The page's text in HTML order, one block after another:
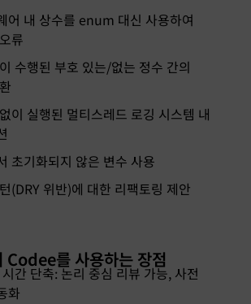
어 내 상수를 enum 대신 사용하여
류
수행된 부호 있는/없는 정수 간의
이 실행된 멀티스레드 로깅 시스템 내
초기화되지 않은 변수 사용
(DRY 위반)에 대한 리팩토링 제안
Codee를 사용하는 장점
간 단축: 논리 중심 리뷰 가능, 사전
화